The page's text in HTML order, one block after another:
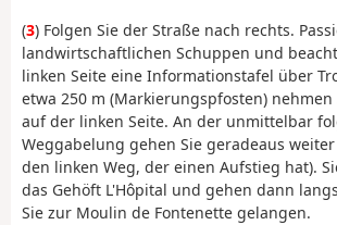
(3) Folgen Sie der Straße nach rechts.
landwirtschaftlichen Schuppen und
linken Seite eine Informationstafel über
etwa 250 m (Markierungspfosten) nehmen
auf der linken Seite. An der unmittelbar
Weggabelung gehen Sie geradeaus
den linken Weg, der einen Aufstieg hat).
das Gehöft L'Hôpital und gehen dann
Sie zur Moulin de Fontenette gelangen.